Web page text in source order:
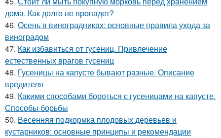
дома. Как долго не пропадет?
46. Осень в виноградниках: основные правила ухода за
виноградом
47. Как избавиться от гусениц. Привлечение
естественных врагов гусениц
48. Гусеницы на капусте бывают разные. Описание
вредителя
49. Какими способами бороться с гусеницами на капусте.
Способы борьбы
50. Весенняя подкормка плодовых деревьев и
кустарников: основные принципы и рекомендации